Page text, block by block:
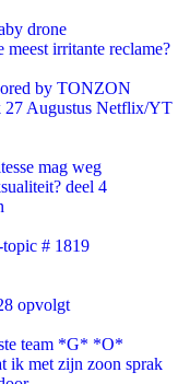
drone
irritante reclame?
by TONZON
Augustus Netflix/YT
mag weg
deel 4
# 1819
opvolgt
team *G* *O*
ik met zijn zoon sprak